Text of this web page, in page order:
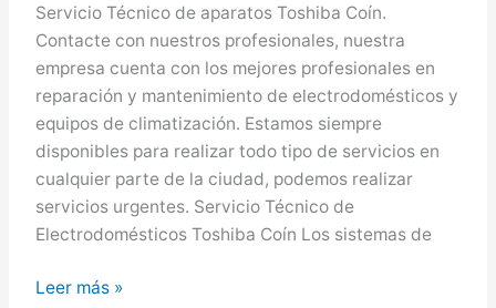
Servicio Técnico de aparatos Toshiba Coín.
Contacte con nuestros profesionales, nuestra
empresa cuenta con los mejores profesionales en
reparación y mantenimiento de electrodomésticos y
equipos de climatización. Estamos siempre
disponibles para realizar todo tipo de servicios en
cualquier parte de la ciudad, podemos realizar
servicios urgentes. Servicio Técnico de
Electrodomésticos Toshiba Coín Los sistemas de
Toshiba
Leer más »